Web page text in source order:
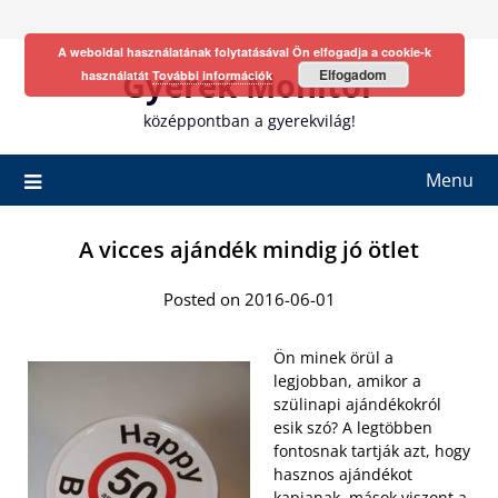
Gyerek Monitor
középpontban a gyerekvilág!
Menu
A vicces ajándék mindig jó ötlet
Posted on 2016-06-01
Ön minek örül a
legjobban, amikor a
szülinapi ajándékokról
esik szó? A legtöbben
fontosnak tartják azt, hogy
hasznos ajándékot
A weboldal használatának folytatásával Ön elfogadja a cookie-k
használatát További információk Elfogadom